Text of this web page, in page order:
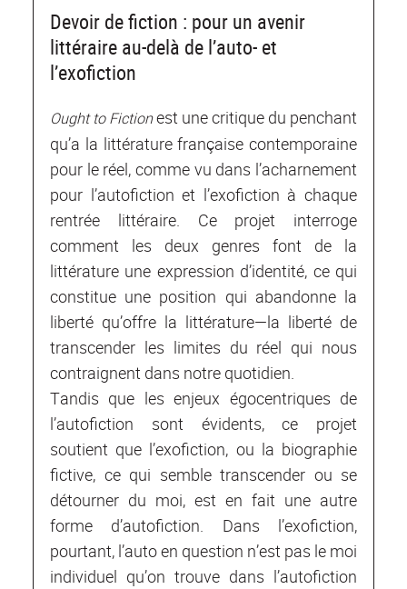
Devoir de fiction : pour un avenir
littéraire au-delà de l’auto- et
l’exofiction
Ought to Fictionest une critique du penchant
qu’a la littérature française contemporaine
pour le réel, comme vu dans l’acharnement
pour l’autofiction et l’exofiction à chaque
rentrée littéraire. Ce projet interroge
comment les deux genres font de la
littérature une expression d’identité, ce qui
constitue une position qui abandonne la
liberté qu’offre la littérature—la liberté de
transcender les limites du réel qui nous
contraignent dans notre quotidien.
Tandis que les enjeux égocentriques de
l’autofiction sont évidents, ce projet
soutient que l’exofiction, ou la biographie
fictive, ce qui semble transcender ou se
détourner du moi, est en fait une autre
forme d’autofiction. Dans l’exofiction,
pourtant, l’auto en question n’est pas le moi
individuel qu’on trouve dans l’autofiction